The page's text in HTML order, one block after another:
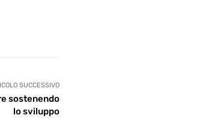
SUCCESSIVO
sostenendo
lo sviluppo